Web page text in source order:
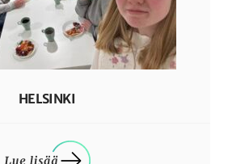
HELSINKI